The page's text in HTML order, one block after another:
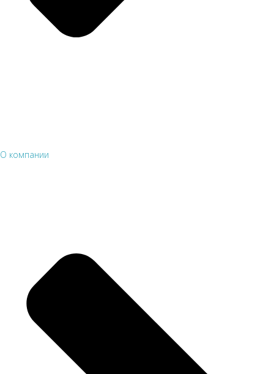
О компании